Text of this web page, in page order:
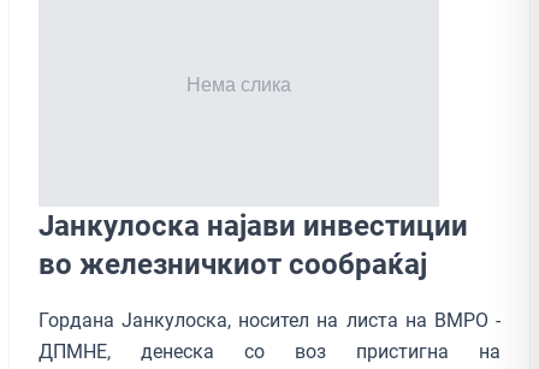
Јанкулоска најави инвестиции
во железничкиот сообраќај
Гордана Јанкулоска, носител на листа на ВМРО -
ДПМНЕ, денеска со воз пристигна на